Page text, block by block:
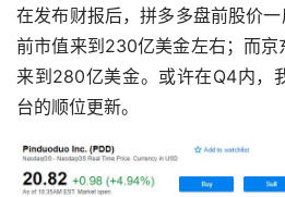
在发布财报后，拼多多盘前股价
前市值来到230亿美金左右；而京
来到280亿美金。或许在Q4内，
台的顺位更新。